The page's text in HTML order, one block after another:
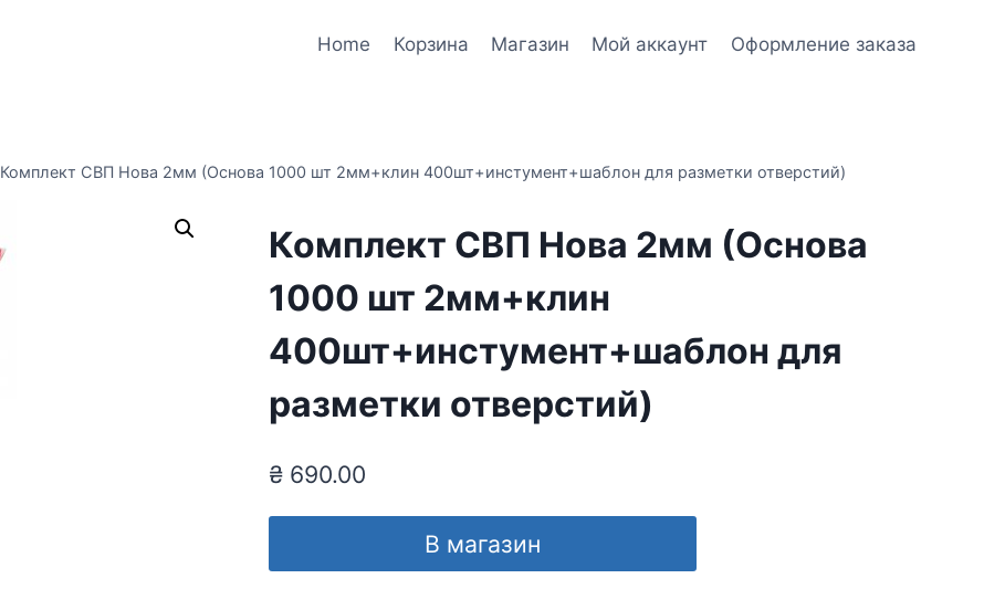
Home Корзина Магазин Мой аккаунт Оформление заказа
Комплект СВП Нова 2мм (Основа 1000 шт 2мм+клин 400шт+инстумент+шаблон для разметки отверстий)
Комплект СВП Нова 2мм (Основа
1000 шт 2мм+клин
400шт+инстумент+шаблон для
разметки отверстий)
₴690.00
В магазин